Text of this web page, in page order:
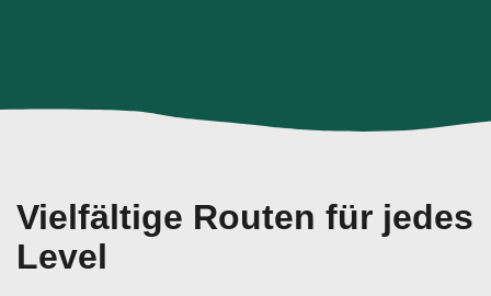
Vielfältige Routen für jedes
Level